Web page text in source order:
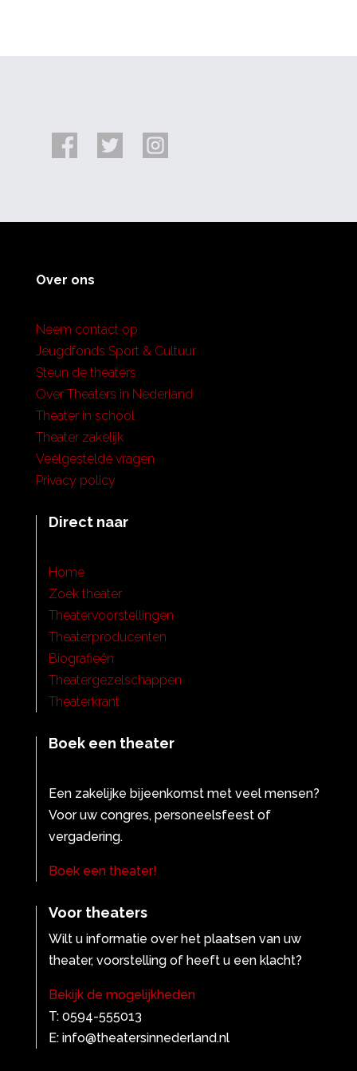
Over ons
Neem contact op
Jeugdfonds Sport & Cultuur
Steun de theaters
Over Theaters in Nederland
Theater in school
Theater zakelijk
Veelgestelde vragen
Privacy policy
Direct naar
Home
Zoek theater
Theatervoorstellingen
Theaterproducenten
Biografieën
Theatergezelschappen
Theaterkrant
Boek een theater
Een zakelijke bijeenkomst met veel mensen?
Voor uw congres, personeelsfeest of
vergadering.
Boek een theater!
Voor theaters
Wilt u informatie over het plaatsen van uw
theater, voorstelling of heeft u een klacht?
Bekijk de mogelijkheden
T: 0594-555013
E: info@theatersinnederland.nl